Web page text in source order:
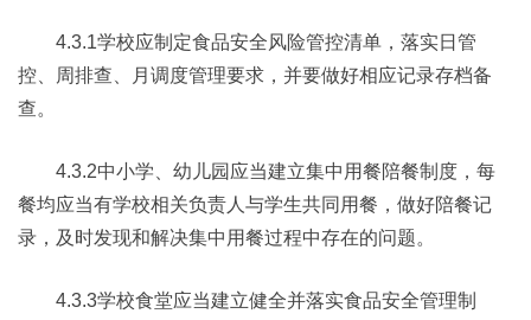
4.3.1学校应制定食品安全风险管控清单，落实日管
控、周排查、月调度管理要求，并要做好相应记录存档备
查。
4.3.2中小学、幼儿园应当建立集中用餐陪餐制度，每
餐均应当有学校相关负责人与学生共同用餐，做好陪餐记
录，及时发现和解决集中用餐过程中存在的问题。
4.3.3学校食堂应当建立健全并落实食品安全管理制